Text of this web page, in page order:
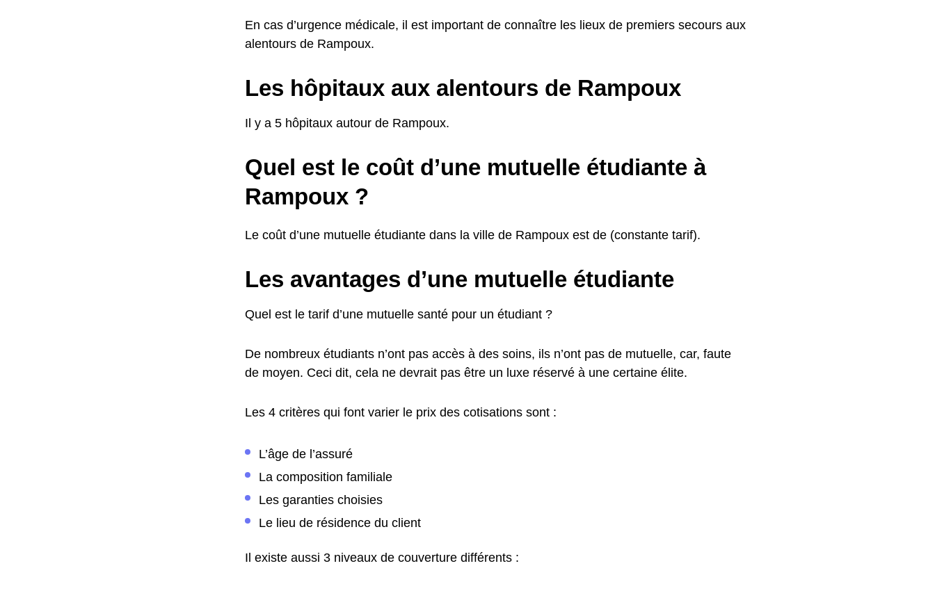
En cas d’urgence médicale, il est important de connaître les lieux de premiers secours aux
alentours de Rampoux.
Les hôpitaux aux alentours de Rampoux
Il y a 5 hôpitaux autour de Rampoux.
Quel est le coût d’une mutuelle étudiante à
Rampoux ?
Le coût d’une mutuelle étudiante dans la ville de Rampoux est de (constante tarif).
Les avantages d’une mutuelle étudiante
Quel est le tarif d’une mutuelle santé pour un étudiant ?
De nombreux étudiants n’ont pas accès à des soins, ils n’ont pas de mutuelle, car, faute
de moyen. Ceci dit, cela ne devrait pas être un luxe réservé à une certaine élite.
Les 4 critères qui font varier le prix des cotisations sont :
L’âge de l’assuré
La composition familiale
Les garanties choisies
Le lieu de résidence du client
Il existe aussi 3 niveaux de couverture différents :